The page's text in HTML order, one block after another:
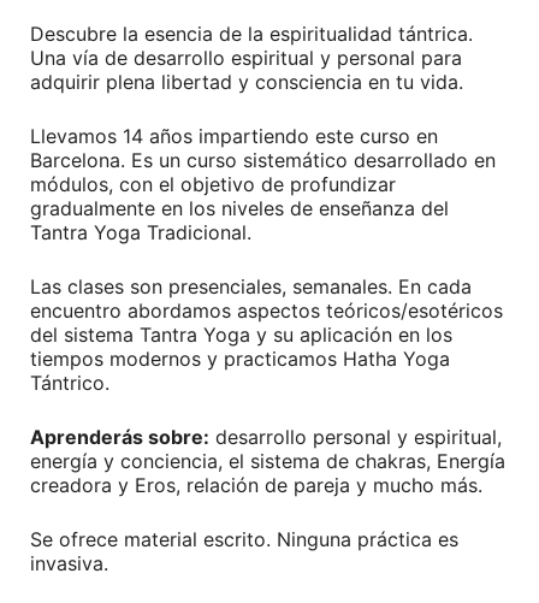
Descubre la esencia de la espiritualidad tántrica.
Una vía de desarrollo espiritual y personal para
adquirir plena libertad y consciencia en tu vida.
Llevamos 14 años impartiendo este curso en
Barcelona. Es un curso sistemático desarrollado en
módulos, con el objetivo de profundizar
gradualmente en los niveles de enseñanza del
Tantra Yoga Tradicional.
Las clases son presenciales, semanales. En cada
encuentro abordamos aspectos teóricos/esotéricos
del sistema Tantra Yoga y su aplicación en los
tiempos modernos y practicamos Hatha Yoga
Tántrico.
Aprenderás sobre: desarrollo personal y espiritual,
energía y conciencia, el sistema de chakras, Energía
creadora y Eros, relación de pareja y mucho más.
Se ofrece material escrito. Ninguna práctica es
invasiva.